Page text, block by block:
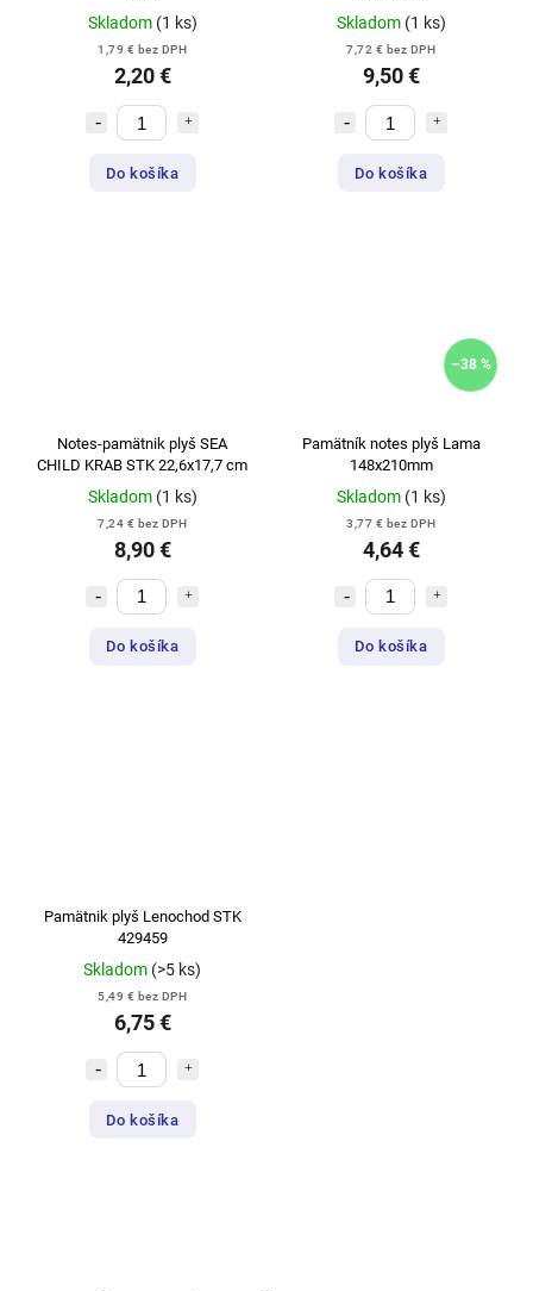
Skladom (1 ks)
1,79 € bez DPH
2,20 €
Do košíka
Skladom (1 ks)
7,72 € bez DPH
9,50 €
Do košíka
Notes-pamätnik plyš SEA
CHILD KRAB STK 22,6x17,7 cm
Skladom (1 ks)
7,24 € bez DPH
8,90 €
Do košíka
–38 %
Pamätník notes plyš Lama
148x210mm
Skladom (1 ks)
3,77 € bez DPH
4,64 €
Do košíka
Pamätnik plyš Lenochod STK
429459
Skladom (>5 ks)
5,49 € bez DPH
6,75 €
Do košíka